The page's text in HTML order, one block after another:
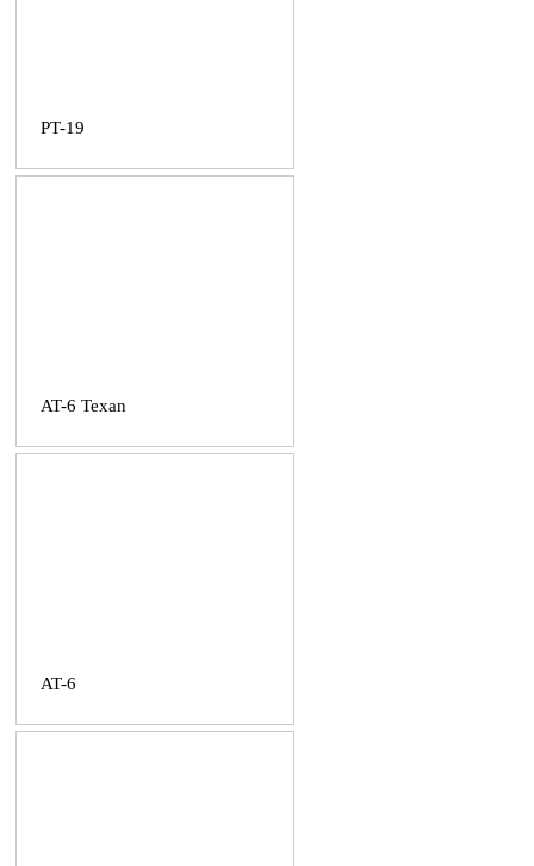
PT-19
AT-6 Texan
AT-6